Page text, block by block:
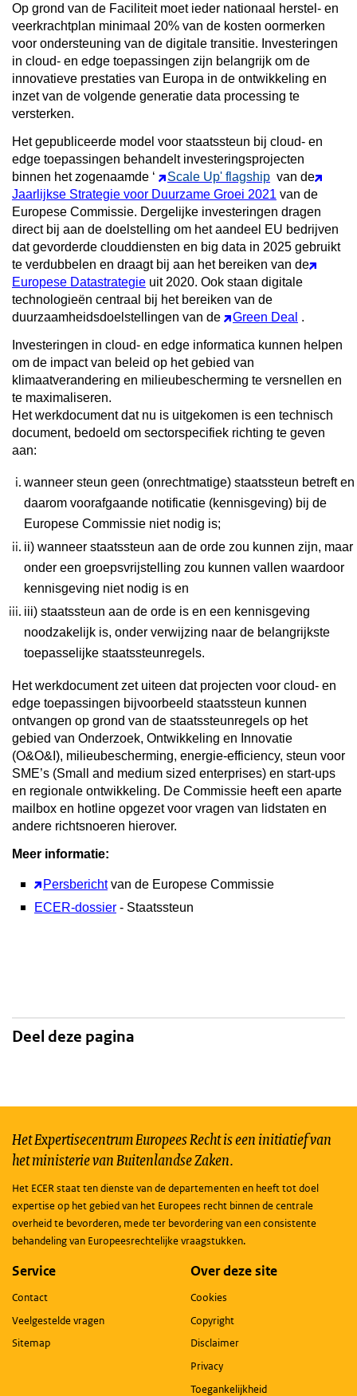
Op grond van de Faciliteit moet ieder nationaal herstel- en
veerkrachtplan minimaal 20% van de kosten oormerken
voor ondersteuning van de digitale transitie. Investeringen
in cloud- en edge toepassingen zijn belangrijk om de
innovatieve prestaties van Europa in de ontwikkeling en
inzet van de volgende generatie data processing te
versterken.
Het gepubliceerde model voor staatssteun bij cloud- en
edge toepassingen behandelt investeringsprojecten
binnen het zogenaamde ‘
Scale Up' flagship van de
Jaarlijkse Strategie voor Duurzame Groei 2021 van de
Europese Commissie. Dergelijke investeringen dragen
direct bij aan de doelstelling om het aandeel EU bedrijven
dat gevorderde clouddiensten en big data in 2025 gebruikt
te verdubbelen en draagt bij aan het bereiken van de
Europese Datastrategie uit 2020. Ook staan digitale
technologieën centraal bij het bereiken van de
duurzaamheidsdoelstellingen van de
Green Deal .
Investeringen in cloud- en edge informatica kunnen helpen
om de impact van beleid op het gebied van
klimaatverandering en milieubescherming te versnellen en
te maximaliseren.
Het werkdocument dat nu is uitgekomen is een technisch
document, bedoeld om sectorspecifiek richting te geven
aan:
wanneer steun geen (onrechtmatige) staatssteun betreft en
daarom voorafgaande notificatie (kennisgeving) bij de
Europese Commissie niet nodig is;
ii) wanneer staatssteun aan de orde zou kunnen zijn, maar
onder een groepsvrijstelling zou kunnen vallen waardoor
kennisgeving niet nodig is en
iii) staatssteun aan de orde is en een kennisgeving
noodzakelijk is, onder verwijzing naar de belangrijkste
toepasselijke staatssteunregels.
Het werkdocument zet uiteen dat projecten voor cloud- en
edge toepassingen bijvoorbeeld staatssteun kunnen
ontvangen op grond van de staatssteunregels op het
gebied van Onderzoek, Ontwikkeling en Innovatie
(O&O&I), milieubescherming, energie-efficiency, steun voor
SME’s (Small and medium sized enterprises) en start-ups
en regionale ontwikkeling. De Commissie heeft een aparte
mailbox en hotline opgezet voor vragen van lidstaten en
andere richtsnoeren hierover.
Meer informatie:
Persbericht van de Europese Commissie
ECER-dossier - Staatssteun
Deel deze pagina
Het Expertisecentrum Europees Recht is een initiatief van
het ministerie van Buitenlandse Zaken.
Het ECER staat ten dienste van de departementen en heeft tot doel
expertise op het gebied van het Europees recht binnen de centrale
overheid te bevorderen, mede ter bevordering van een consistente
behandeling van Europeesrechtelijke vraagstukken.
Service
Contact
Veelgestelde vragen
Sitemap
Over deze site
Cookies
Copyright
Disclaimer
Privacy
Toegankelijkheid